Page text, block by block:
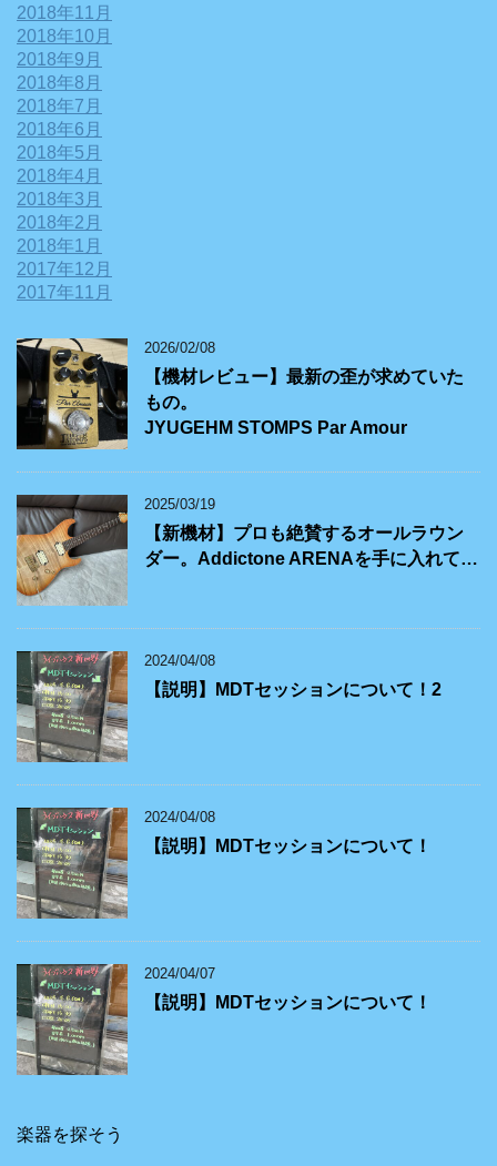
2018年11月
2018年10月
2018年9月
2018年8月
2018年7月
2018年6月
2018年5月
2018年4月
2018年3月
2018年2月
2018年1月
2017年12月
2017年11月
2026/02/08
【機材レビュー】最新の歪が求めていた
もの。
JYUGEHM STOMPS Par Amour
2025/03/19
【新機材】プロも絶賛するオールラウン
ダー。Addictone ARENAを手に入れて…
2024/04/08
【説明】MDTセッションについて！2
2024/04/08
【説明】MDTセッションについて！
2024/04/07
【説明】MDTセッションについて！
楽器を探そう